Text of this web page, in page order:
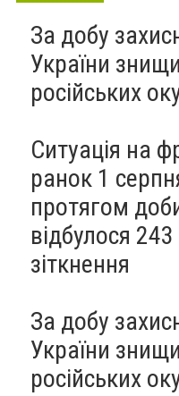
За добу
України
російських
Ситуація на
ранок 1
протягом
відбулося
зіткнення
За добу
України
російських